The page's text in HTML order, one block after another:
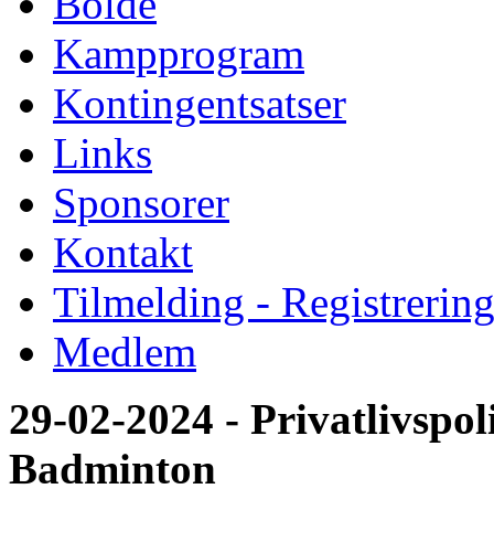
Kampprogram
Kontingentsatser
Links
Sponsorer
Kontakt
Tilmelding - Registrering
Medlem
29-02-2024 -
Badminton